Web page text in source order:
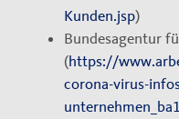
Kunden.jsp)
Bundesagentur
(https://
corona-virus-